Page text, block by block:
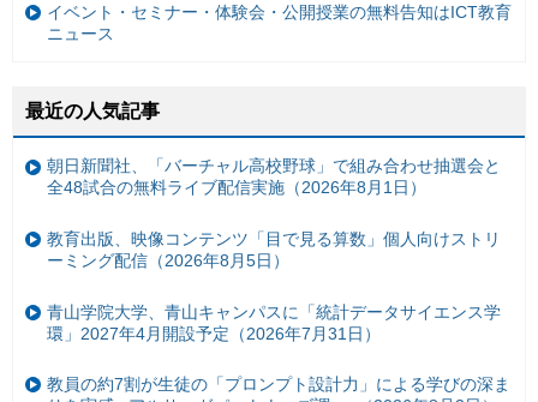
イベント・セミナー・体験会・公開授業の無料告知はICT教育
ニュース
最近の人気記事
朝日新聞社、「バーチャル高校野球」で組み合わせ抽選会と
全48試合の無料ライブ配信実施（2026年8月1日）
教育出版、映像コンテンツ「目で見る算数」個人向けストリ
ーミング配信（2026年8月5日）
青山学院大学、青山キャンパスに「統計データサイエンス学
環」2027年4月開設予定（2026年7月31日）
教員の約7割が生徒の「プロンプト設計力」による学びの深ま